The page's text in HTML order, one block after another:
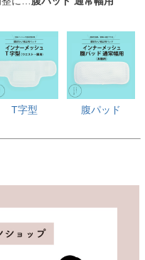
T字型 腹パッド